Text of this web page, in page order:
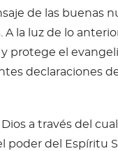
de las buenas
la luz de lo
protege el
declaraciones
a través del
poder del Espíritu